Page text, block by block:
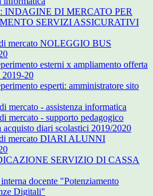
INDAGINE DI MERCATO PER
SERVIZI ASSICURATIVI
mercato NOLEGGIO BUS
esterni x ampliamento offerta
2019-20
esperti: amministratore sito
mercato - assistenza informatica
mercato - supporto pedagogico
acquisto diari scolastici 2019/2020
mercato DIARI ALUNNI
SERVIZIO DI CASSA
docente "Potenziamento
Digitali"